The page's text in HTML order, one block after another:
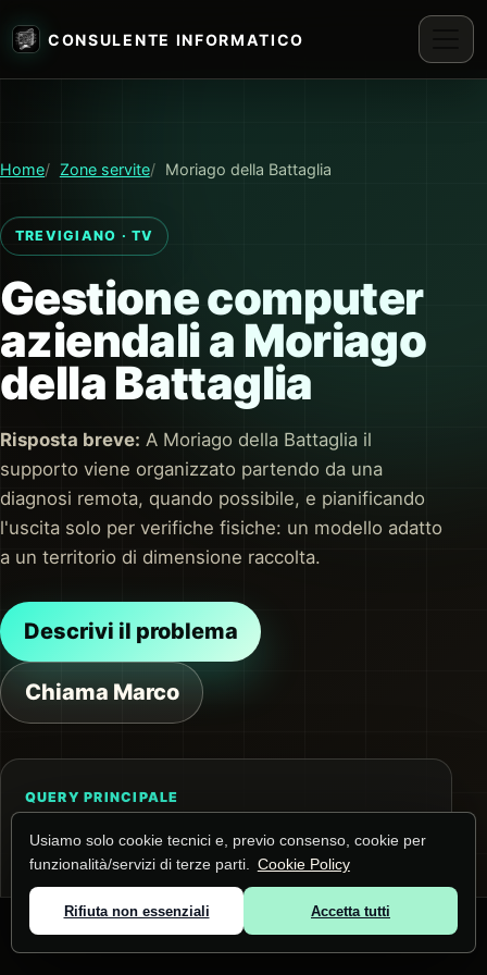
Usiamo solo cookie tecnici e, previo consenso, cookie per
funzionalità/servizi di terze parti.
Cookie Policy
Rifiuta non essenziali Accetta tutti
CONSULENTE INFORMATICO
Home Zone servite Moriago della Battaglia
TREVIGIANO · TV
Gestione computer
aziendali a Moriago
della Battaglia
Risposta breve: A Moriago della Battaglia il
supporto viene organizzato partendo da una
diagnosi remota, quando possibile, e pianificando
l'uscita solo per verifiche fisiche: un modello adatto
a un territorio di dimensione raccolta.
Descrivi il problema
Chiama Marco
QUERY PRINCIPALE
Battaglia
La pagina risponde a questa ricerca e alle
domande collegate su gestione dispositivi e
© 2026 Marco Lunardi ·Zone servite·Privacy·Cookie